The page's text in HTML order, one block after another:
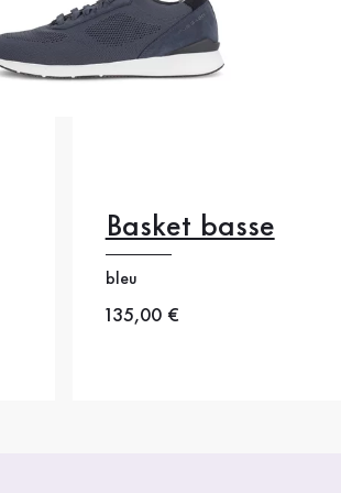
Basket basse
bleu
Nouveau prix
135,00 €